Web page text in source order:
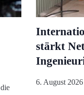
stärkt
6. August 2026